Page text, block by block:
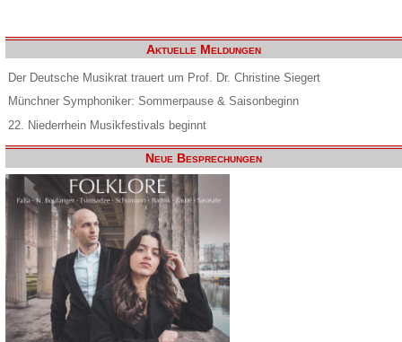
Aktuelle Meldungen
Der Deutsche Musikrat trauert um Prof. Dr. Christine Siegert
Münchner Symphoniker: Sommerpause & Saisonbeginn
22. Niederrhein Musikfestivals beginnt
Neue Besprechungen